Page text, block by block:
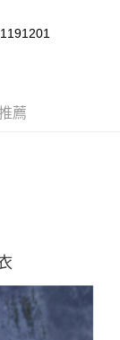
面所載為準。
算日後寄送繳費提
公司）所提供，讓
將買賣／分期付款
商店將以您的個人
更正。
userRule
。
取消訂單，請聯絡
需透過AFTEE先享
為準，若有關於
「AFTEE先享後付
home
薦